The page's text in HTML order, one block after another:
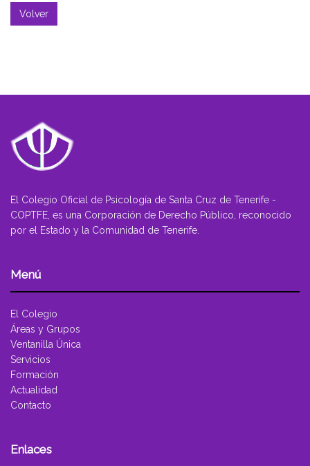
Volver
El Colegio Oficial de Psicología de Santa Cruz de Tenerife -
COPTFE, es una Corporación de Derecho Público, reconocido
por el Estado y la Comunidad de Tenerife.
Menú
El Colegio
Áreas y Grupos
Ventanilla Única
Servicios
Formación
Actualidad
Contacto
Enlaces